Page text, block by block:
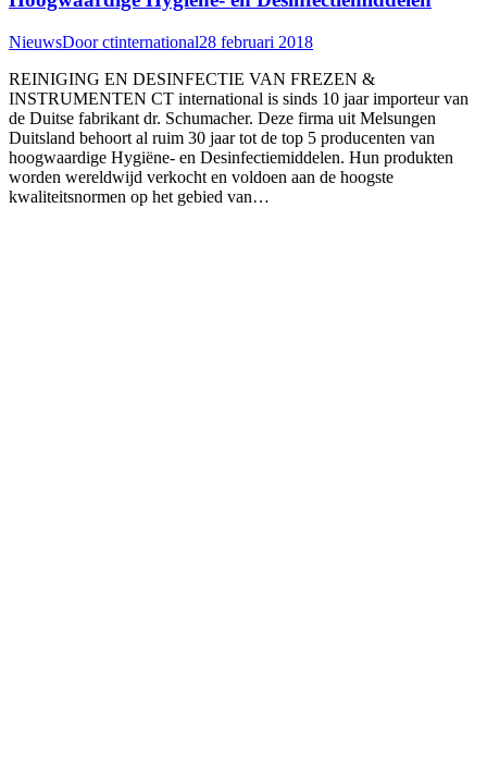
NieuwsDoorctinternational28 februari 2018
REINIGING EN DESINFECTIE VAN FREZEN &
INSTRUMENTEN CT international is sinds 10 jaar importeur van
de Duitse fabrikant dr. Schumacher. Deze firma uit Melsungen
Duitsland behoort al ruim 30 jaar tot de top 5 producenten van
hoogwaardige Hygiëne- en Desinfectiemiddelen. Hun produkten
worden wereldwijd verkocht en voldoen aan de hoogste
kwaliteitsnormen op het gebied van…